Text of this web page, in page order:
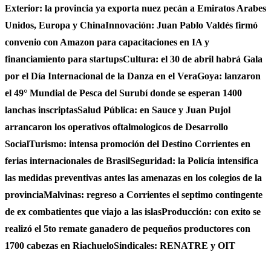
Exterior: la provincia ya exporta nuez pecán a Emiratos Arabes
Unidos, Europa y ChinaInnovación: Juan Pablo Valdés firmó
convenio con Amazon para capacitaciones en IA y
financiamiento para startupsCultura: el 30 de abril habrá Gala
por el Día Internacional de la Danza en el VeraGoya: lanzaron
el 49° Mundial de Pesca del Surubí donde se esperan 1400
lanchas inscriptasSalud Pública: en Sauce y Juan Pujol
arrancaron los operativos oftalmologicos de Desarrollo
SocialTurismo: intensa promoción del Destino Corrientes en
ferias internacionales de BrasilSeguridad: la Policía intensifica
las medidas preventivas antes las amenazas en los colegios de la
provinciaMalvinas: regreso a Corrientes el septimo contingente
de ex combatientes que viajo a las islasProducción: con exito se
realizó el 5to remate ganadero de pequeños productores con
1700 cabezas en RiachueloSindicales: RENATRE y OIT